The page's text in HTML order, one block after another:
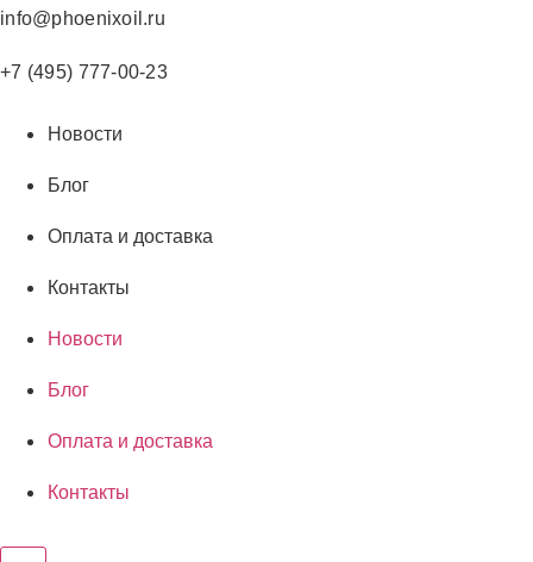
Перейти
содержимому
info@phoenixoil.ru
+7 (495) 777-00-23
Новости
Блог
Оплата и доставка
Контакты
Новости
Блог
Оплата и доставка
Контакты